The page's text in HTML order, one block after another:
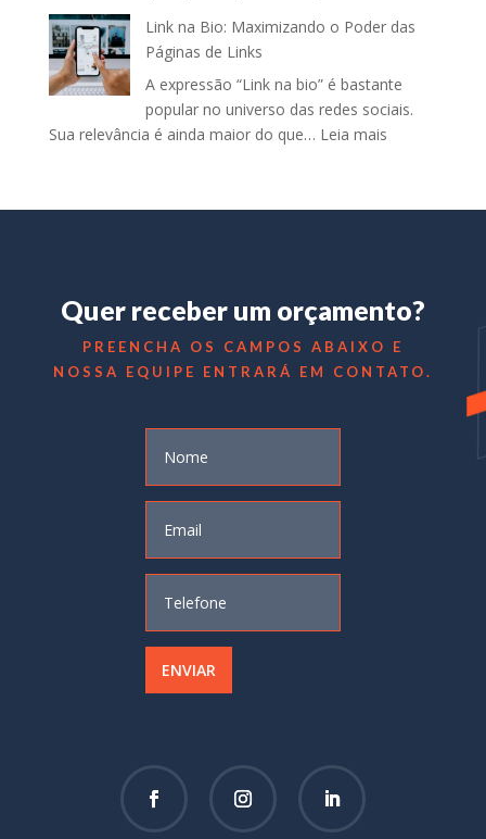
Visual
Memorável
para
o
Negócio
Empresa
Link na Bio: Maximizando o Poder das
Páginas de Links
A expressão “Link na bio” é bastante
popular no universo das redes sociais.
Sua relevância é ainda maior do que… Leia mais:
Bio:
das
de
Links
Quer receber um orçamento?
PREENCHA OS CAMPOS ABAIXO E
NOSSA EQUIPE ENTRARÁ EM CONTATO.
ENVIAR